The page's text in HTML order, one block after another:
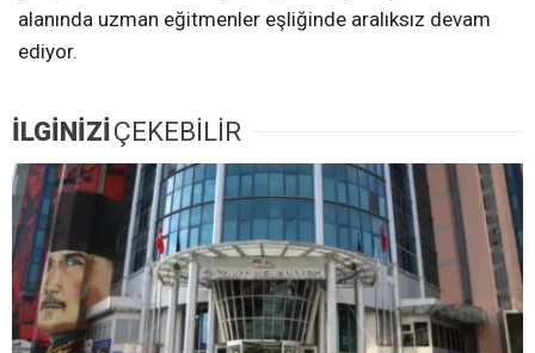
alanında uzman eğitmenler eşliğinde aralıksız devam
ediyor.
İLGİNİZİÇEKEBİLİR